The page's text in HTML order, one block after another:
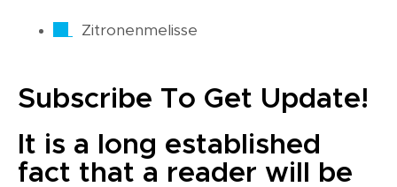
Zitronenmelisse
Subscribe To Get Update!
It is a long established
fact that a reader will be